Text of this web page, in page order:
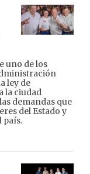
uno de los
ley de
la ciudad
demandas que
del Estado y
país.